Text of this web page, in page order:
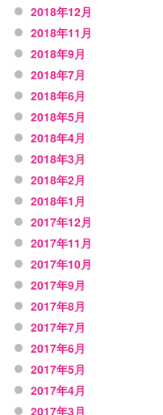
2018年12月
2018年11月
2018年9月
2018年7月
2018年6月
2018年5月
2018年4月
2018年3月
2018年2月
2018年1月
2017年12月
2017年11月
2017年10月
2017年9月
2017年8月
2017年7月
2017年6月
2017年5月
2017年4月
2017年3月